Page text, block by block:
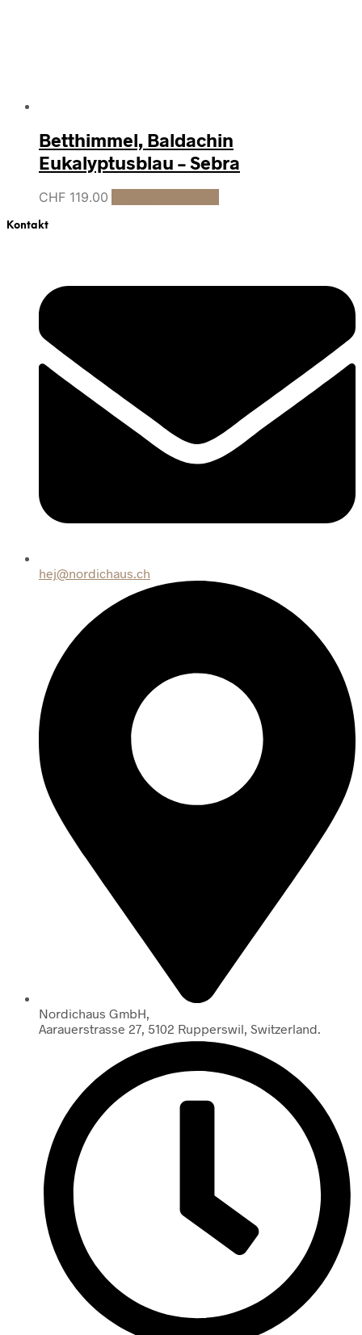
Betthimmel, Baldachin
Eukalyptusblau – Sebra
CHF 119.00
Kontakt
hej@nordichaus.ch
Nordichaus GmbH,
Aarauerstrasse 27, 5102 Rupperswil, Switzerland.